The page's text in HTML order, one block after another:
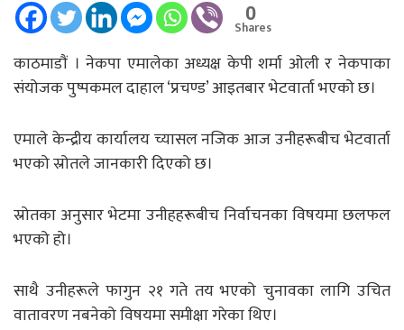
0
Shares
काठमाडाैं । नेकपा एमालेका अध्यक्ष केपी शर्मा ओली र नेकपाका
संयोजक पुष्पकमल दाहाल ‘प्रचण्ड’ आइतबार भेटवार्ता भएको छ।
एमाले केन्द्रीय कार्यालय च्यासल नजिक आज उनीहरूबीच भेटवार्ता
भएको स्रोतले जानकारी दिएको छ।
स्रोतका अनुसार भेटमा उनीहहरूबीच निर्वाचनका विषयमा छलफल
भएको हो।
साथै उनीहरूले फागुन २१ गते तय भएको चुनावका लागि उचित
वातावरण नबनेको विषयमा समीक्षा गरेका थिए।